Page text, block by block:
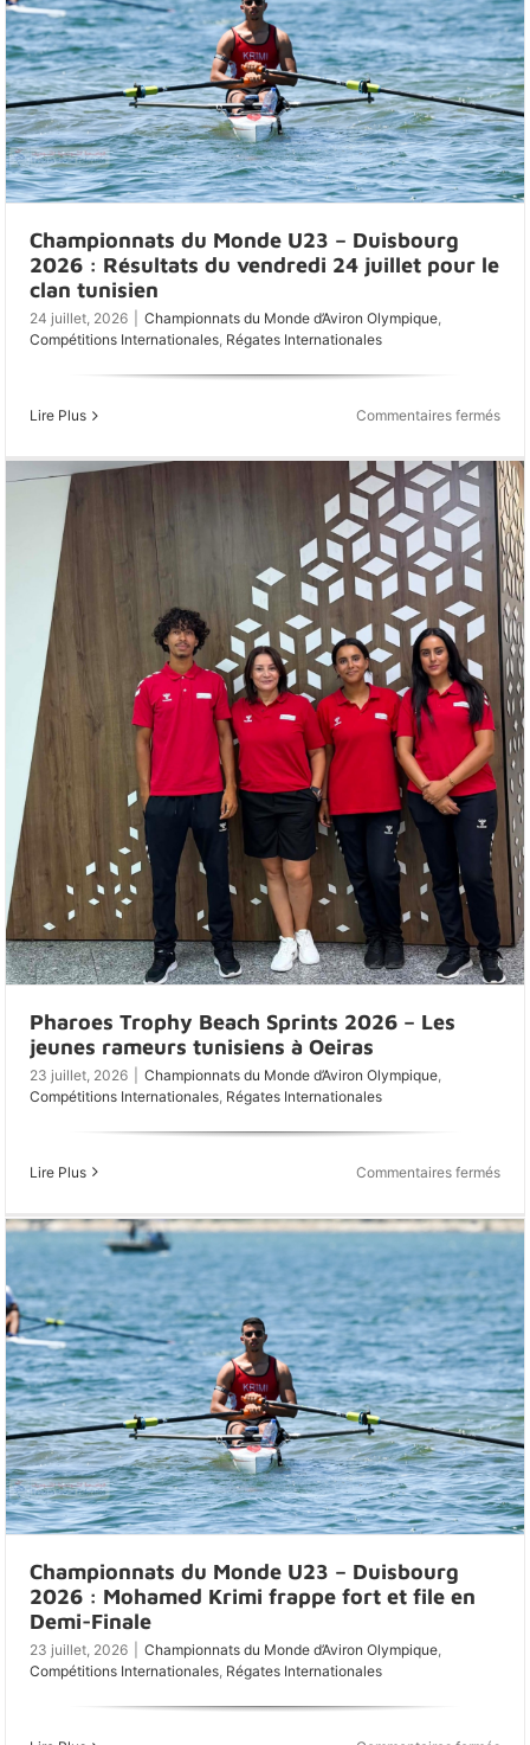
:
Le
bilan
de
la
Championnats du Monde U23 – Duisbourg
2026 : Résultats du vendredi 24 juillet pour le
clan tunisien
24 juillet, 2026 Championnats du Monde d’Aviron Olympique,
Compétitions Internationales, Régates Internationales
Lire Plus Commentaires ferméssur
du
U23
–
du
24
pour
le
clan
Pharoes Trophy Beach Sprints 2026 – Les
jeunes rameurs tunisiens à Oeiras
23 juillet, 2026 Championnats du Monde d’Aviron Olympique
Compétitions Internationales Régates Internationales
Lire Plus Commentaires ferméssur
–
Les
à
Championnats du Monde U23 – Duisbourg
2026 : Mohamed Krimi frappe fort et file en
Demi-Finale
23 juillet, 2026 Championnats du Monde d’Aviron Olympique,
Compétitions Internationales, Régates Internationales